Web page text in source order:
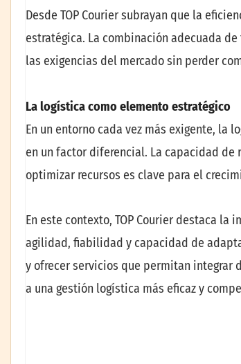
Desde TOP Courier subrayan que la
estratégica. La combinación adecuada
las exigencias del mercado sin perder
La logística como elemento estratégico
En un entorno cada vez más exigente, la
en un factor diferencial. La capacidad
optimizar recursos es clave para el
En este contexto, TOP Courier destaca
agilidad, fiabilidad y capacidad de
y ofrecer servicios que permitan integrar
a una gestión logística más eficaz y